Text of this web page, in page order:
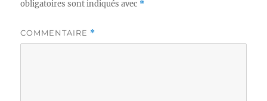
obligatoires sont indiqués avec *
COMMENTAIRE *